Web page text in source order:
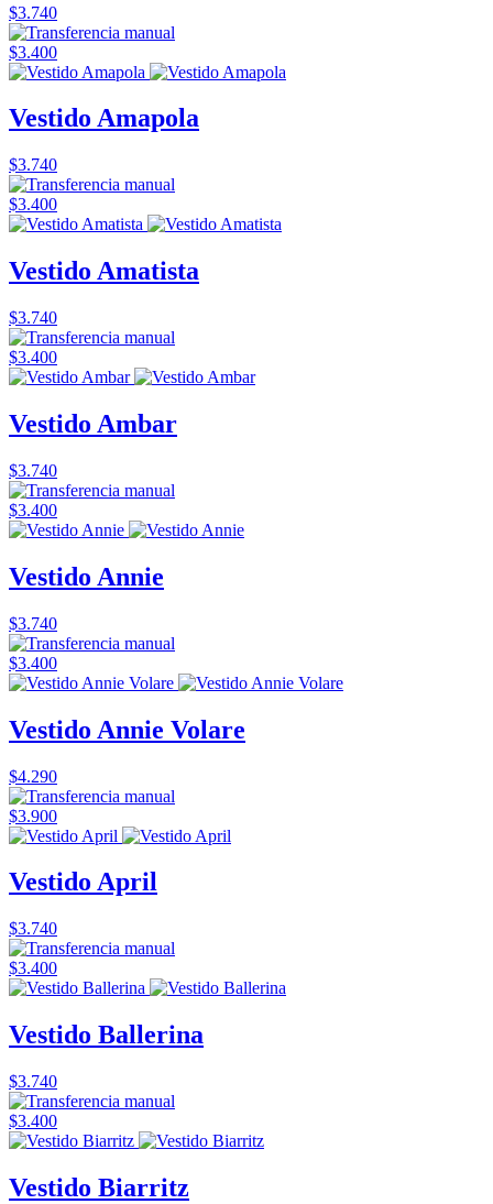
$3.740
$3.400
Vestido Amapola
$3.740
$3.400
Vestido Amatista
$3.740
$3.400
Vestido Ambar
$3.740
$3.400
Vestido Annie
$3.740
$3.400
Vestido Annie Volare
$4.290
$3.900
Vestido April
$3.740
$3.400
Vestido Ballerina
$3.740
$3.400
Vestido Biarritz